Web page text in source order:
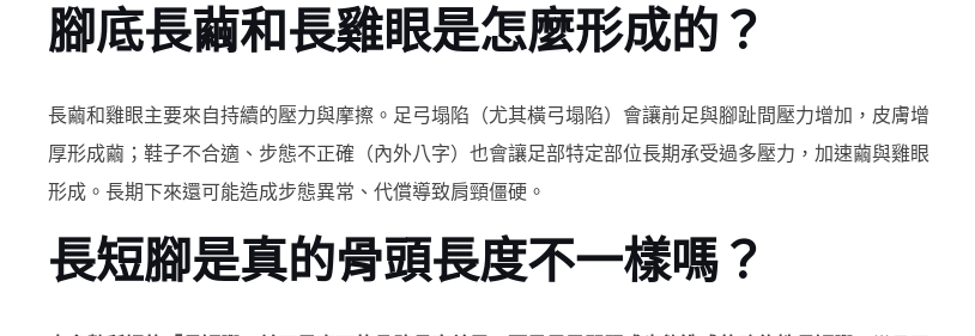
腳底長繭和長雞眼是怎麼形成的？
長繭和雞眼主要來自持續的壓力與摩擦。足弓塌陷（尤其橫弓塌陷）會讓前足與腳趾間壓力增加，皮膚增
厚形成繭；鞋子不合適、步態不正確（內外八字）也會讓足部特定部位長期承受過多壓力，加速繭與雞眼
形成。長期下來還可能造成步態異常、代償導致肩頸僵硬。
長短腳是真的骨頭長度不一樣嗎？